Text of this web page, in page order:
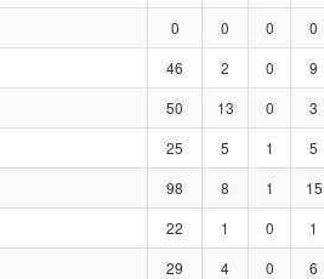
0 0 0 0
46 2 0 9
50 13 0 3
25 5 1 5
98 8 1 15
22 1 0 1
29 4 0 6